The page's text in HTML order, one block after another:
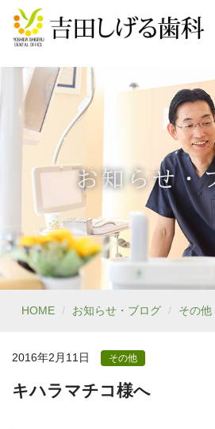
お知らせ・
HOME お知らせ・ブログ その他
2016年2月11日 その他
キハラマチコ様へ